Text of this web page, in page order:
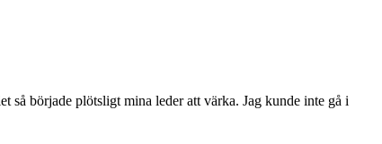
började plötsligt mina leder att värka. Jag kunde inte gå i